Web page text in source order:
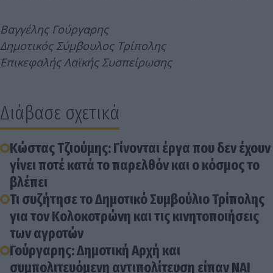
Βαγγέλης Γούργαρης
Δημοτικός Σύμβουλος Τρίπολης
Επικεφαλής Λαϊκής Συσπείρωσης
Διάβασε σχετικά
Κώστας Τζιούμης: Γίνονται έργα που δεν έχουν
γίνει ποτέ κατά το παρελθόν και ο κόσμος το
βλέπει
Τι συζήτησε το Δημοτικό Συμβούλιο Τρίπολης
για τον Κολοκοτρώνη και τις κινητοποιήσεις
των αγροτών
Γούργαρης: Δημοτική Αρχή και
συμπολιτευόμενη αντιπολίτευση είπαν ΝΑΙ